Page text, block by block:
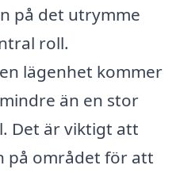
på det utrymme
roll.
lägenhet kommer
än en stor
Det är viktigt att
på området för att